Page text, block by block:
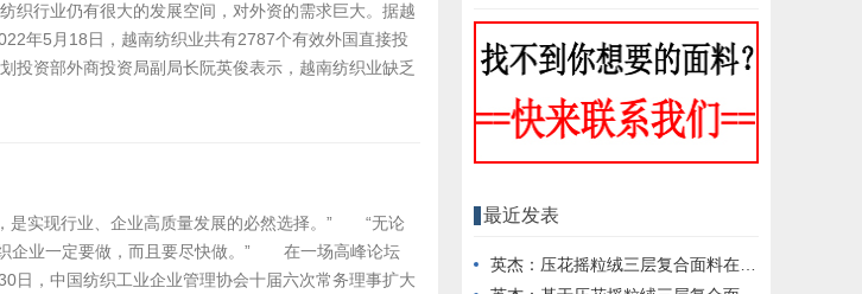
行业仍有很大的发展空间，对外资的需求巨大。据越
年5月18日，越南纺织业共有2787个有效外国直接投
投资部外商投资局副局长阮英俊表示，越南纺织业缺乏
易顺差，但布料的贸易逆差也很大。生产的纱线主要用
实现行业、企业高质量发展的必然选择。” “无论
企业一定要做，而且要尽快做。” 在一场高峰论坛
，中国纺织工业企业管理协会十届六次常务理事扩大
最近发表
英杰：压花摇粒绒三层复合面料在冬季户外服装中的保暖性能优化研究